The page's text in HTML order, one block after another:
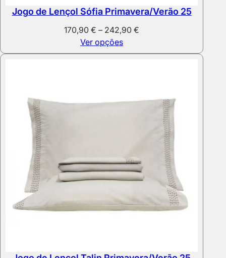
Jogo de Lençol Sófia Primavera/Verão 25
170,90€ – 242,90€
170,90 €
Ver opções